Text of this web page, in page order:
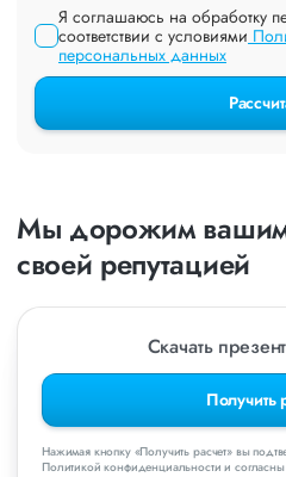
Я соглашаюсь на обработку
соответствии с условиями
персональных данных
Мы дорожим
своей репутацией
Получить
Скачать
Нажимая кнопку «Получить расчет» вы
Политикой конфиденциальности и